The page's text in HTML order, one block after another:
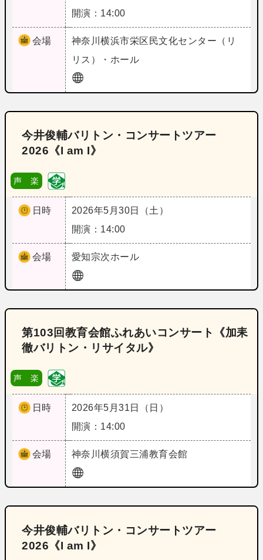
開演：14:00
会場 神奈川横浜市栄区民文化センター（リ
リス）・ホール
今井俊輔バリトン・コンサートツアー
2026《I am I》
声 楽
日時
2026年5月30日（土）
開演：14:00
会場 愛知宗次ホール
第103回教育会館ふれあいコンサート《加耒
徹バリトン・リサイタル》
声 楽
日時
2026年5月31日（日）
開演：14:00
会場 神奈川横須賀三浦教育会館
今井俊輔バリトン・コンサートツアー
2026《I am I》